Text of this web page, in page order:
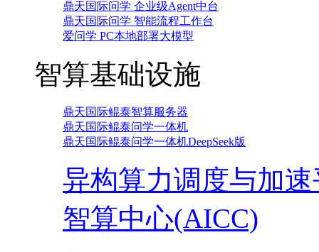
鼎天国际问学 企业级Agent中台
鼎天国际问学 智能流程工作台
爱问学 PC本地部署大模型
智算基础设施
鼎天国际鲲泰智算服务器
鼎天国际鲲泰问学一体机
鼎天国际鲲泰问学一体机DeepSeek版
异构算力调度与加
智算中心(AICC)